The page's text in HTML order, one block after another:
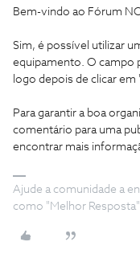
Bem-vindo ao Fórum
Sim, é possível utilizar
equipamento. O campo
logo depois de clicar em
Para garantir a boa
comentário para uma
encontrar mais
Ajude a comunidade a
como "Melhor